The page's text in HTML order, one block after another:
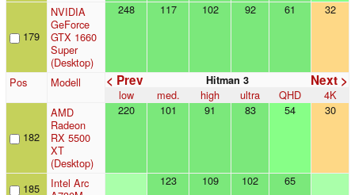
179
NVIDIA
GeForce
GTX 1660
Super
(Desktop)
248 117 102 92 61 32
Pos Modell < Prev Next >
Hitman 3
low med. high ultra QHD 4K
182
AMD
Radeon
RX 5500
XT
(Desktop)
220 101 91 83 54 30
185
Intel Arc
123 109 102 65